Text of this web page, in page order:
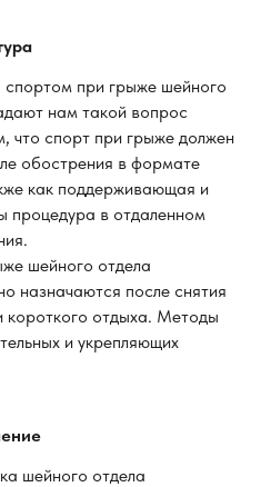
при грыже шейного
нам такой вопрос
что спорт при грыже должен
обострения в формате
как поддерживающая и
в отдаленном
шейного отдела
назначаются после снятия
короткого отдыха. Методы
и укрепляющих
шейного отдела